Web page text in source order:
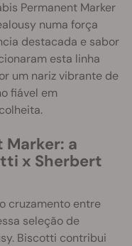
Permanent Marker
numa força
destacada e sabor
esta linha
um nariz vibrante de
fiável em
Marker: a
x Sherbert
cruzamento entre
seleção de
Biscotti contribui